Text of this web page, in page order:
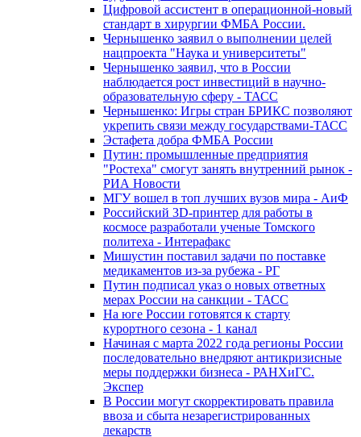
Цифровой ассистент в операционной-новый
стандарт в хирургии ФМБА России.
Чернышенко заявил о выполнении целей
нацпроекта "Наука и университеты"
Чернышенко заявил, что в России
наблюдается рост инвестиций в научно-
образовательную сферу - ТАСС
Чернышенко: Игры стран БРИКС позволяют
укрепить связи между государствами-ТАСС
Эстафета добра ФМБА России
Путин: промышленные предприятия
"Ростеха" смогут занять внутренний рынок -
РИА Новости
МГУ вошел в топ лучших вузов мира - АиФ
Российский 3D-принтер для работы в
космосе разработали ученые Томского
политеха - Интерафакс
Мишустин поставил задачи по поставке
медикаментов из-за рубежа - РГ
Путин подписал указ о новых ответных
мерах России на санкции - ТАСС
На юге России готовятся к старту
курортного сезона - 1 канал
Начиная с марта 2022 года регионы России
последовательно внедряют антикризисные
меры поддержки бизнеса - РАНХиГС.
Экспер
В России могут скорректировать правила
ввоза и сбыта незарегистрированных
лекарств